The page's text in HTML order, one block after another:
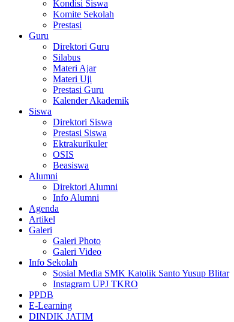
Kondisi Siswa
Komite Sekolah
Prestasi
Guru
Direktori Guru
Silabus
Materi Ajar
Materi Uji
Prestasi Guru
Kalender Akademik
Siswa
Direktori Siswa
Prestasi Siswa
Ektrakurikuler
OSIS
Beasiswa
Alumni
Direktori Alumni
Info Alumni
Agenda
Artikel
Galeri
Galeri Photo
Galeri Video
Info Sekolah
Sosial Media SMK Katolik Santo Yusup Blitar
Instagram UPJ TKRO
PPDB
E-Learning
DINDIK JATIM